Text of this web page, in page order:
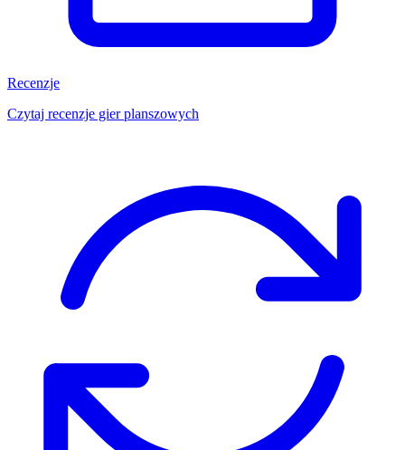
Recenzje
Czytaj recenzje gier planszowych